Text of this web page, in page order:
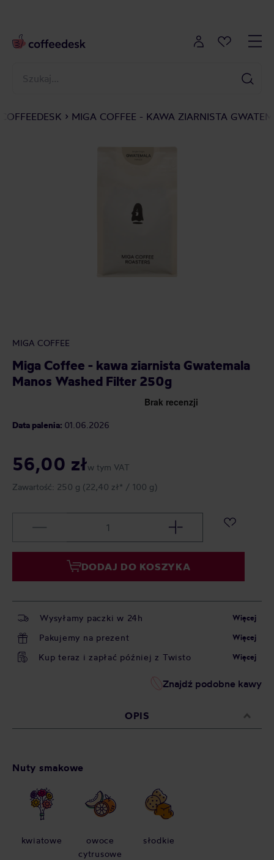
COFFEEDESK MIGA COFFEE - KAWA ZIARNISTA
MIGA COFFEE
Miga Coffee - kawa ziarnista Gwatemala
Manos Washed Filter 250g
Data palenia: 01.06.2026
56,00 złw tym VAT
Zawartość: 250 g (22,40 zł* / 100 g)
DODAJ DO KOSZYKA
Wysyłamy paczki w 24h Więcej
Pakujemy na prezent Więcej
Kup teraz i zapłać później z Twisto Więcej
Znajdź podobne kawy
OPIS
Nuty smakowe
kwiatowe
owoce
cytrusowe
słodkie